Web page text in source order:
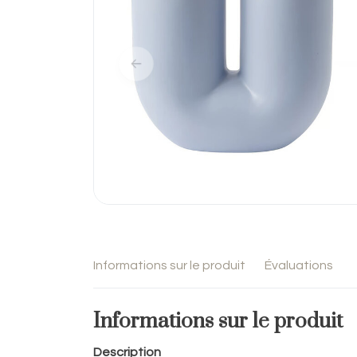
Informations sur le produit Évaluations
Informations sur le produit
Description